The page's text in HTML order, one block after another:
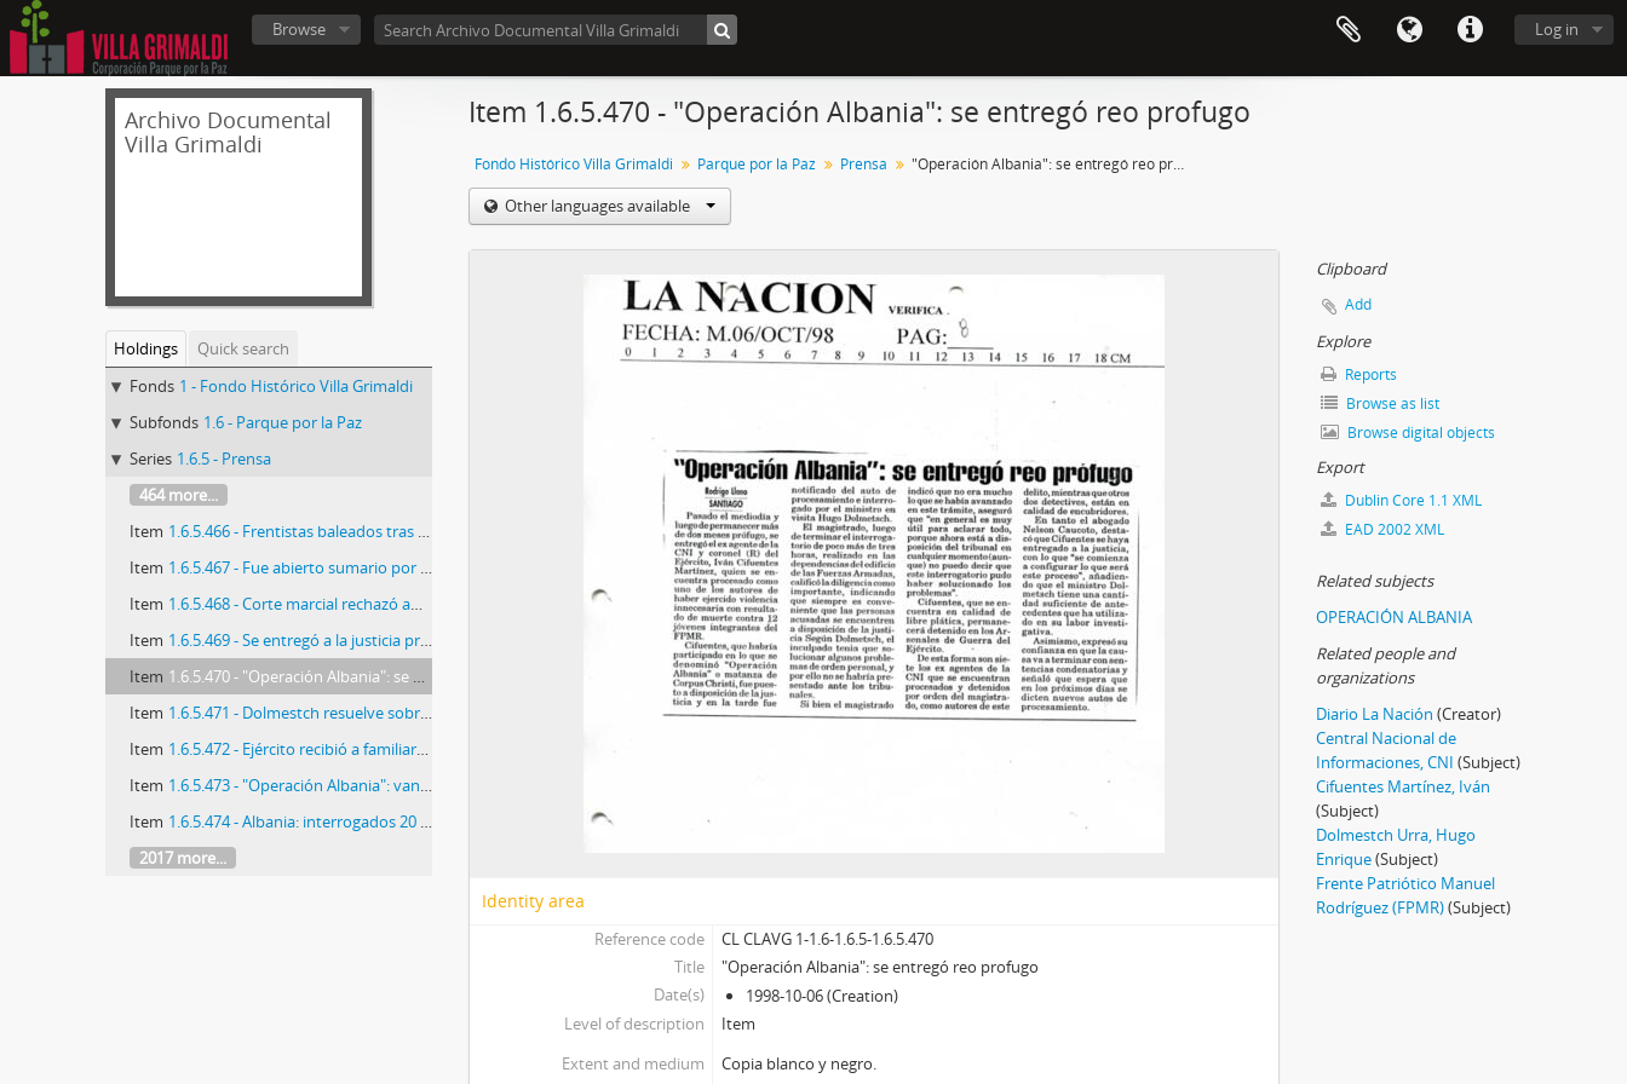
Log in
Browse
Archivo Documental
Villa Grimaldi
Holdings
Quick search
Fonds 1 - Fondo Histórico Villa Grimaldi
Subfonds 1.6 - Parque por la Paz
Series 1.6.5 - Prensa
464 more...
Item 1.6.5.466 - Frentistas baleados tras su detención
Item 1.6.5.467 - Fue abierto sumario por la difusión de anónimo
Item 1.6.5.468 - Corte marcial rechazó amparo de Teniente Coronel en Caso Albania
Item 1.6.5.469 - Se entregó a la justicia prófugo del caso Albania
Item 1.6.5.470 - "Operación Albania": se entregó reo profugo
Item 1.6.5.471 - Dolmestch resuelve sobre arraigados
Item 1.6.5.472 - Ejército recibió a familiares de las víctimas del caso Albania
Item 1.6.5.473 - "Operación Albania": van donde Izurieta
Item 1.6.5.474 - Albania: interrogados 20 ex agentes de CNI
2017 more...
Item 1.6.5.470 - "Operación Albania": se entregó reo profugo
Fondo Histórico Villa Grimaldi Parque por la Paz Prensa "Operación Albania": se entregó reo profugo
Other languages available
Identity area
Reference code
CL CLAVG 1-1.6-1.6.5-1.6.5.470
Title
"Operación Albania": se entregó reo profugo
Date(s)
1998-10-06 (Creation)
Level of description
Item
Extent and medium
Copia blanco y negro.
Clipboard
Add
Explore
Reports
Browse as list
Browse digital objects
Export
Dublin Core 1.1 XML
EAD 2002 XML
Related subjects
OPERACIÓN ALBANIA
Related people and
organizations
Diario La Nación (Creator)
Central Nacional de
Informaciones, CNI (Subject)
Cifuentes Martínez, Iván
(Subject)
Dolmestch Urra, Hugo
Enrique(Subject)
Frente Patriótico Manuel
Rodríguez (FPMR)(Subject)